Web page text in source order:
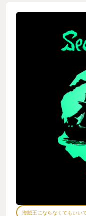
海賊王にならなくてもいい